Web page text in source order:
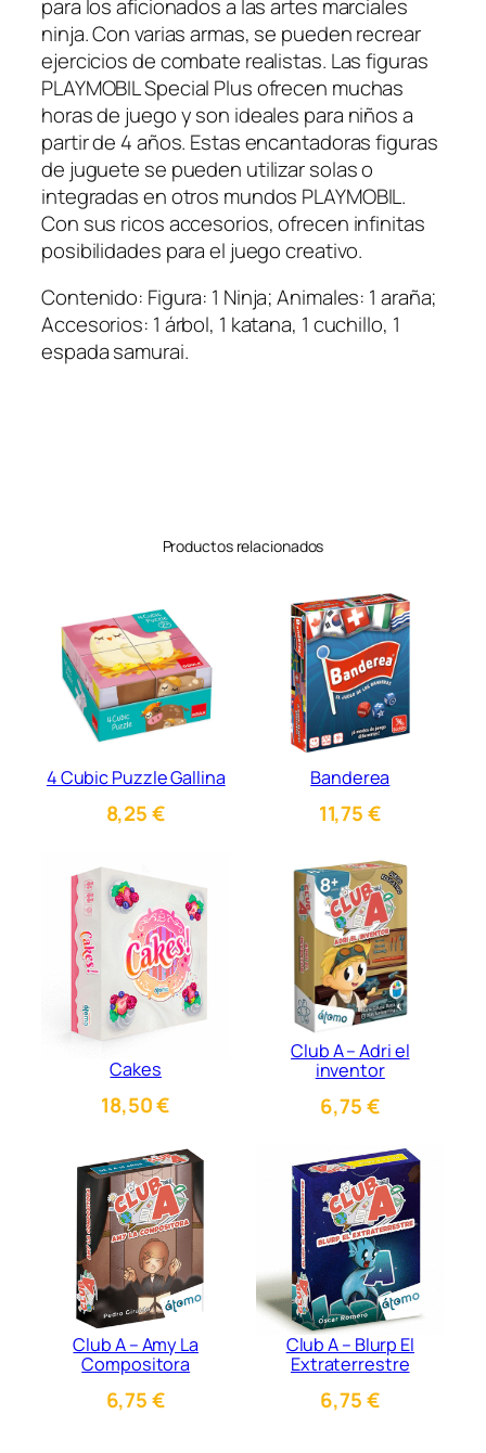
para los aficionados a las artes marciales
ninja. Con varias armas, se pueden recrear
ejercicios de combate realistas. Las figuras
PLAYMOBIL Special Plus ofrecen muchas
horas de juego y son ideales para niños a
partir de 4 años. Estas encantadoras figuras
de juguete se pueden utilizar solas o
integradas en otros mundos PLAYMOBIL.
Con sus ricos accesorios, ofrecen infinitas
posibilidades para el juego creativo.
Contenido: Figura: 1 Ninja; Animales: 1 araña;
Accesorios: 1 árbol, 1 katana, 1 cuchillo, 1
espada samurai.
Productos relacionados
4 Cubic Puzzle Gallina
8,25€
Banderea
11,75€
Cakes
18,50€
Club A – Adri el
inventor
6,75€
Club A – Amy La
Compositora
6,75€
Club A – Blurp El
Extraterrestre
6,75€